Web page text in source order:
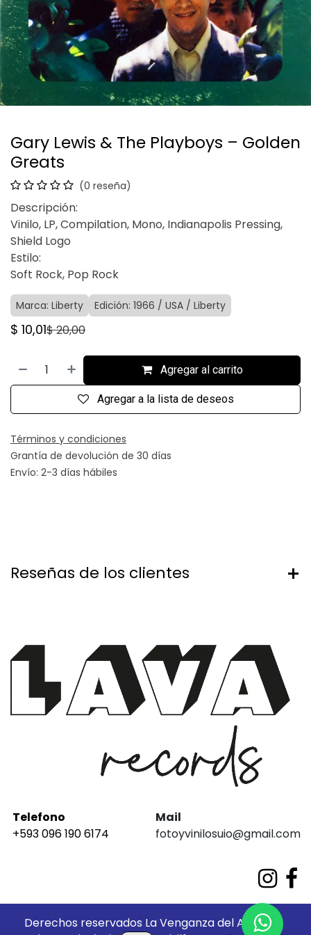
Gary Lewis & The Playboys – Golden
Greats
(0 reseña)
Descripción:
Vinilo, LP, Compilation, Mono, Indianapolis Pressing,
Shield Logo
Estilo:
Soft Rock, Pop Rock
Marca: Liberty Edición: 1966 / USA / Liberty
$ 10,01$20,00
Agregar al carrito
Agregar a la lista de deseos
Términos y condiciones
Grantía de devolución de 30 días
Envío: 2-3 días hábiles
Reseñas de los clientes
Telefono
+593 096 190 6174
Mail
fotoyvinilosuio@gmail.com
Derechos reservados La Venganza del Análogo